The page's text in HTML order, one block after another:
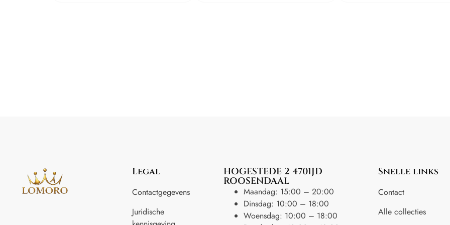
Legal
Contactgegevens
Juridische
HOGESTEDE 2 4701JD
ROOSENDAAL
Maandag: 15:00 – 20:00
Dinsdag: 10:00 – 18:00
Woensdag: 10:00 – 18:00
Snelle links
Contact
Alle collecties